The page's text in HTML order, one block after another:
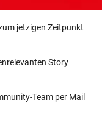
jetzigen Zeitpunkt
Story
Team per Mail